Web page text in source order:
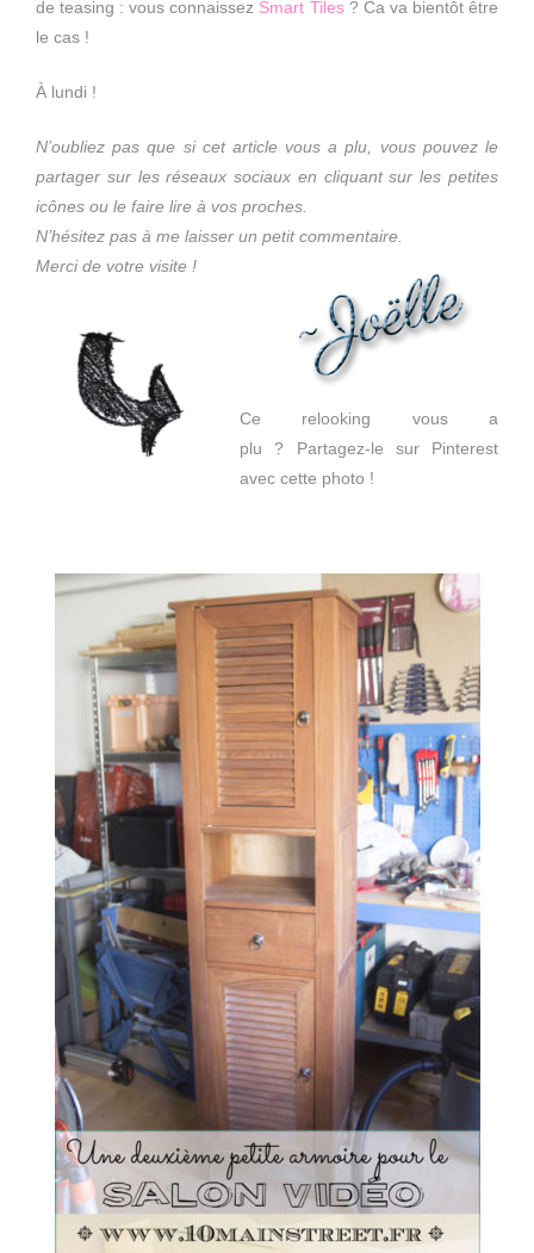
de teasing : vous connaissez Smart Tiles? Ca va bientôt être
le cas !
À lundi !
N’oubliez pas que si cet article vous a plu, vous pouvez le
partager sur les réseaux sociaux en cliquant sur les petites
icônes ou le faire lire à vos proches.
N’hésitez pas à me laisser un petit commentaire.
Merci de votre visite !
Ce relooking vous a
plu ? Partagez-le sur Pinterest
avec cette photo !